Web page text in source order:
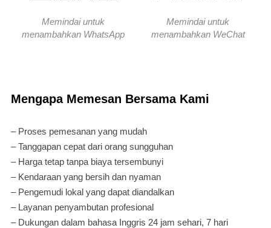
Memindai untuk
menambahkan WhatsApp
Memindai untuk
menambahkan WeChat
Mengapa Memesan Bersama Kami
– Proses pemesanan yang mudah
– Tanggapan cepat dari orang sungguhan
– Harga tetap tanpa biaya tersembunyi
– Kendaraan yang bersih dan nyaman
– Pengemudi lokal yang dapat diandalkan
– Layanan penyambutan profesional
– Dukungan dalam bahasa Inggris 24 jam sehari, 7 hari